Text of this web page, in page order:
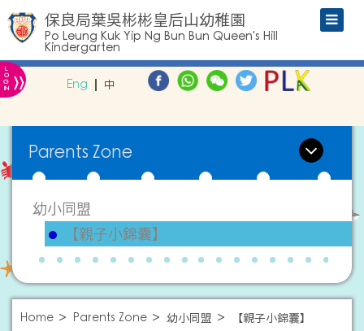
保良局葉吳彬彬皇后山幼稚園
Po Leung Kuk Yip Ng Bun Bun Queen's Hill
Kindergarten
L
O
G
IN » Eng 中
Parents Zone
幼小同盟
【親子小錦囊】
Home Parents Zone 幼小同盟 【親子小錦囊】